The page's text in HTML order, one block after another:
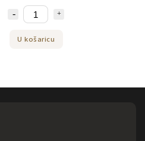
U košaricu